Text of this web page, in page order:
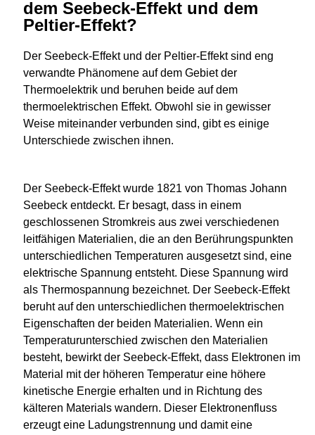
dem Seebeck-Effekt und dem
Peltier-Effekt?
Der Seebeck-Effekt und der Peltier-Effekt sind eng
verwandte Phänomene auf dem Gebiet der
Thermoelektrik und beruhen beide auf dem
thermoelektrischen Effekt. Obwohl sie in gewisser
Weise miteinander verbunden sind, gibt es einige
Unterschiede zwischen ihnen.
Der Seebeck-Effekt wurde 1821 von Thomas Johann
Seebeck entdeckt. Er besagt, dass in einem
geschlossenen Stromkreis aus zwei verschiedenen
leitfähigen Materialien, die an den Berührungspunkten
unterschiedlichen Temperaturen ausgesetzt sind, eine
elektrische Spannung entsteht. Diese Spannung wird
als Thermospannung bezeichnet. Der Seebeck-Effekt
beruht auf den unterschiedlichen thermoelektrischen
Eigenschaften der beiden Materialien. Wenn ein
Temperaturunterschied zwischen den Materialien
besteht, bewirkt der Seebeck-Effekt, dass Elektronen im
Material mit der höheren Temperatur eine höhere
kinetische Energie erhalten und in Richtung des
kälteren Materials wandern. Dieser Elektronenfluss
erzeugt eine Ladungstrennung und damit eine